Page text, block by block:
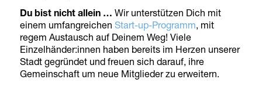
Du bist nicht allein … Wir unterstützen Dich mit
einem umfangreichen Start-up-Programm, mit
regem Austausch auf Deinem Weg! Viele
Einzelhänder:innen haben bereits im Herzen unserer
Stadt gegründet und freuen sich darauf, ihre
Gemeinschaft um neue Mitglieder zu erweitern.